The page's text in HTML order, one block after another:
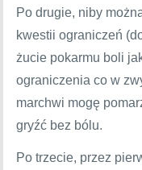
Po drugie, niby
kwestii ograniczeń
żucie pokarmu boli
ograniczenia co w
marchwi mogę
gryźć bez bólu.
Po trzecie, przez